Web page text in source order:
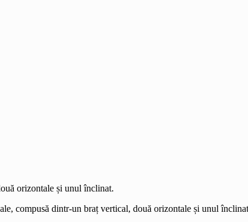
orizontale și unul înclinat.
compusă dintr-un braț vertical, două orizontale și unul